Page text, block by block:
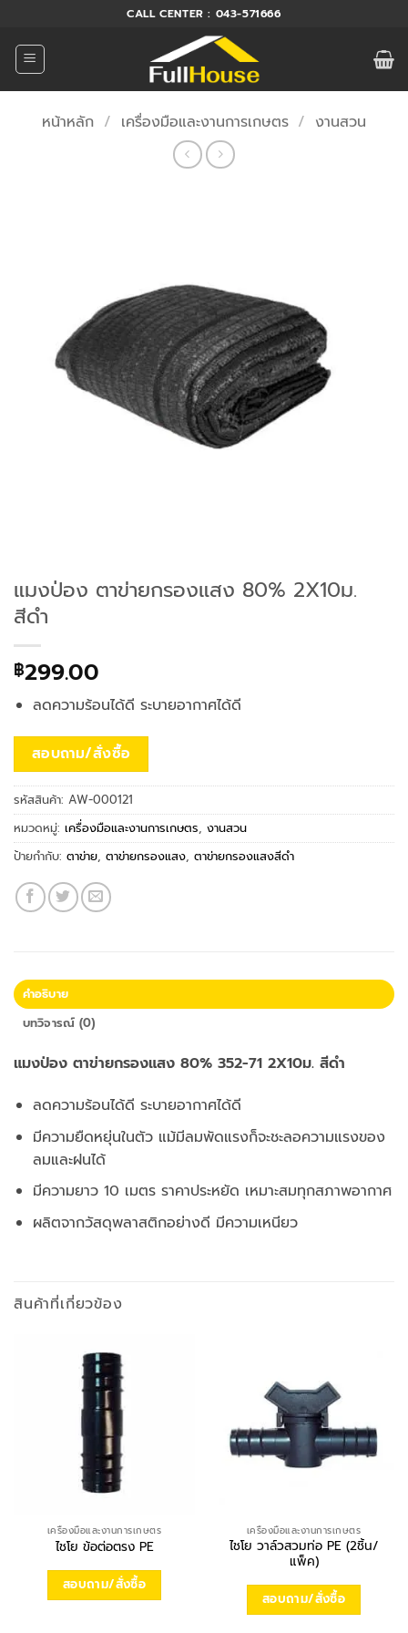
ยัง
เนื้อหา
CALL CENTER : 043-571666
หน้าหลัก / เครื่องมือและงานการเกษตร / งานสวน
แมงป่อง ตาข่ายกรองแสง 80% 2X10ม.
สีดำ
฿299.00
ลดความร้อนได้ดี ระบายอากาศได้ดี
สอบถาม/สั่งซื้อ
รหัสสินค้า: AW-000121
หมวดหมู่: เครื่องมือและงานการเกษตร, งานสวน
ป้ายกำกับ: ตาข่าย, ตาข่ายกรองแสง, ตาข่ายกรองแสงสีดำ
คำอธิบาย
บทวิจารณ์ (0)
แมงป่อง ตาข่ายกรองแสง 80% 352-71 2X10ม. สีดำ
ลดความร้อนได้ดี ระบายอากาศได้ดี
มีความยืดหยุ่นในตัว แม้มีลมพัดแรงก็จะชะลอความแรงของ
ลมและฝนได้
มีความยาว 10 เมตร ราคาประหยัด เหมาะสมทุกสภาพอากาศ
ผลิตจากวัสดุพลาสติกอย่างดี มีความเหนียว
สินค้าที่เกี่ยวข้อง
เครื่องมือและงานการเกษตร
ไชโย ข้อต่อตรง PE
สอบถาม/สั่งซื้อ
เครื่องมือและงานการเกษตร
ไชโย วาล์วสวมท่อ PE (2ชิ้น/
แพ็ค)
สอบถาม/สั่งซื้อ